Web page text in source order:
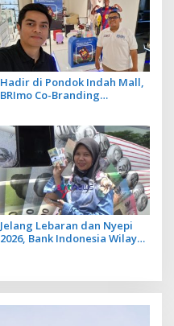
Hadir di Pondok Indah Mall,
BRImo Co-Branding
Jelang Lebaran dan Nyepi
2026, Bank Indonesia Wilayah